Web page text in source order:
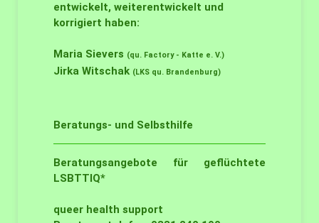
entwickelt, weiterentwickelt und
korrigiert haben:
Maria Sievers (qu. Factory - Katte e. V.)
Jirka Witschak (LKS qu. Brandenburg)
Beratungs- und Selbsthilfe
Beratungsangebote für geflüchtete
LSBTTIQ*
queer health support